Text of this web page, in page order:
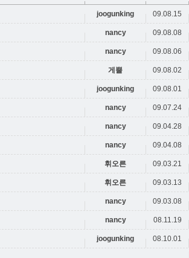
joogunking 09.08.15
nancy 09.08.08
nancy 09.08.06
게뿔 09.08.02
joogunking 09.08.01
nancy 09.07.24
nancy 09.04.28
nancy 09.04.08
휘오른 09.03.21
휘오른 09.03.13
nancy 09.03.08
nancy 08.11.19
joogunking 08.10.01